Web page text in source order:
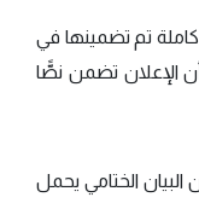
تم تضمينها في
أن الإعلان تضمن نصًّا
البيان الختامي يحمل